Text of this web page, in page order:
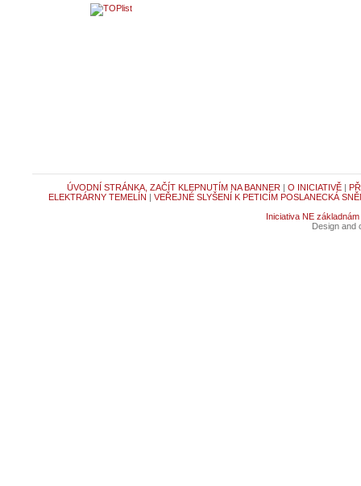
ÚVODNÍ STRÁNKA, ZAČÍT KLEPNUTÍM NA BANNER | O INICIATIVĚ|
ELEKTRÁRNY TEMELÍN | VEŘEJNÉ SLYŠENÍ K PETICÍM POSLANECKÁ
Iniciativa NE základnám
Design and